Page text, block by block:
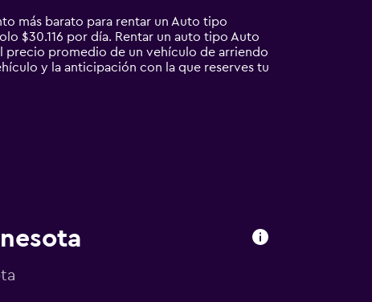
más barato para rentar un Auto tipo
$30.116 por día. Rentar un auto tipo Auto
precio promedio de un vehículo de arriendo
y la anticipación con la que reserves tu